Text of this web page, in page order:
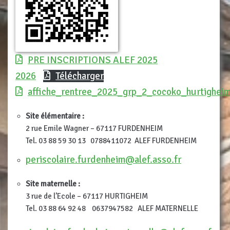
PRE INSCRIPTIONS ALEF 2025
2026
Télécharger
Site élémentaire :
2 rue Emile Wagner – 67117 FURDENHEIM
Tel. 03 88 59 30 13 0788411072 ALEF FURDENHEIM
periscolaire.furdenheim@alef.asso.fr
Site maternelle :
3 rue de l’Ecole – 67117 HURTIGHEIM
Tel. 03 88 64 92 48 0637947582 ALEF MATERNELLE